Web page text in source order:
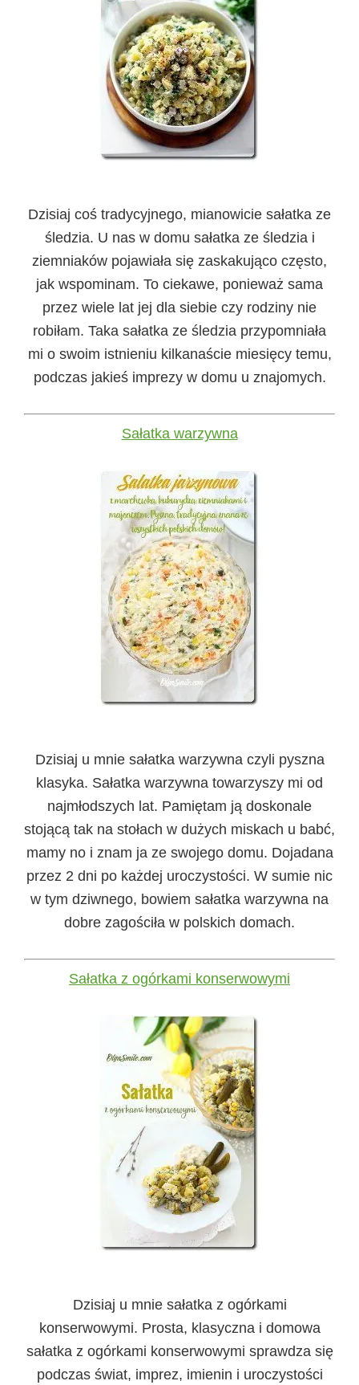
Dzisiaj coś tradycyjnego, mianowicie sałatka ze
śledzia. U nas w domu sałatka ze śledzia i
ziemniaków pojawiała się zaskakująco często,
jak wspominam. To ciekawe, ponieważ sama
przez wiele lat jej dla siebie czy rodziny nie
robiłam. Taka sałatka ze śledzia przypomniała
mi o swoim istnieniu kilkanaście miesięcy temu,
podczas jakieś imprezy w domu u znajomych.
Sałatka warzywna
Dzisiaj u mnie sałatka warzywna czyli pyszna
klasyka. Sałatka warzywna towarzyszy mi od
najmłodszych lat. Pamiętam ją doskonale
stojącą tak na stołach w dużych miskach u babć,
mamy no i znam ja ze swojego domu. Dojadana
przez 2 dni po każdej uroczystości. W sumie nic
w tym dziwnego, bowiem sałatka warzywna na
dobre zagościła w polskich domach.
Sałatka z ogórkami konserwowymi
Dzisiaj u mnie sałatka z ogórkami
konserwowymi. Prosta, klasyczna i domowa
sałatka z ogórkami konserwowymi sprawdza się
podczas świat, imprez, imienin i uroczystości